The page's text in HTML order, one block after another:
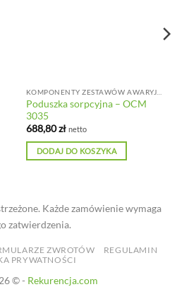
Poduszka sorpcyjna – OCM
3035
688,80zł netto
DODAJ DO KOSZYKA
Każde zamówienie wymaga
zatwierdzenia.
ZWROTÓW
REGULAMIN
PRYWATNOŚCI
© - Rekurencja.com